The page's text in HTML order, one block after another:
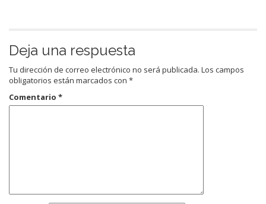
Deja una respuesta
Tu dirección de correo electrónico no será publicada. Los campos
obligatorios están marcados con *
Comentario *